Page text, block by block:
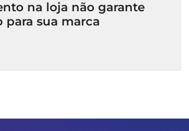
na loja não garante
para sua marca